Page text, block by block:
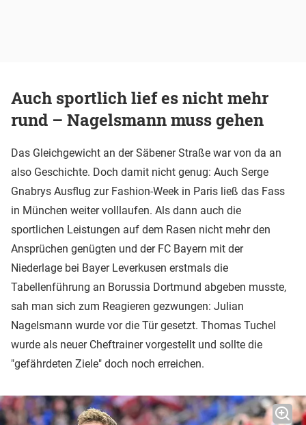
Auch sportlich lief es nicht mehr
rund – Nagelsmann muss gehen
Das Gleichgewicht an der Säbener Straße war von da an
also Geschichte. Doch damit nicht genug: Auch Serge
Gnabrys Ausflug zur Fashion-Week in Paris ließ das Fass
in München weiter volllaufen. Als dann auch die
sportlichen Leistungen auf dem Rasen nicht mehr den
Ansprüchen genügten und der FC Bayern mit der
Niederlage bei Bayer Leverkusen erstmals die
Tabellenführung an Borussia Dortmund abgeben musste,
sah man sich zum Reagieren gezwungen: Julian
Nagelsmann wurde vor die Tür gesetzt. Thomas Tuchel
wurde als neuer Cheftrainer vorgestellt und sollte die
"gefährdeten Ziele" doch noch erreichen.